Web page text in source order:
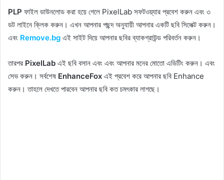
PLP ফাইল ডাউনলোড করা হয়ে গেলে PixelLab সফটওয়্যার প্রবেশ করুন এবং ৩
ডট লাইনে ক্লিক করুন। এখন আপনার পছন্দ অনুযায়ী আপনার একটি ছবি সিলেক্ট করুন।
এবং Remove.bg এই সাইট দিয়ে আপনার ছবির ব্যাকগ্রাউন্ড পরিবর্তন করুন।
তারপর PixelLab এই ছবি বসান এবং এবং আপনার মনের মোতো এডিটিং করুন। এবং
সেভ করুন। সর্বশেষ EnhanceFox এই প্রবেশ করে আপনার ছবি Enhance
করুন। তাহলে দেখতে পারবেন আপনার ছবি কত চমৎকার লাগছে।